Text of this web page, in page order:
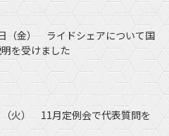
（金） ライドシェアについて国
を受けました
火） 11月定例会で代表質問を